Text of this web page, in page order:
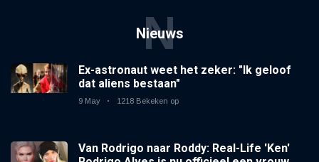
Nieuws
N
Ex-astronaut weet het zeker: "Ik geloof
dat aliens bestaan"
9 May 1218 Bekeken op
Van Rodrigo naar Roddy: Real-Life 'Ken'